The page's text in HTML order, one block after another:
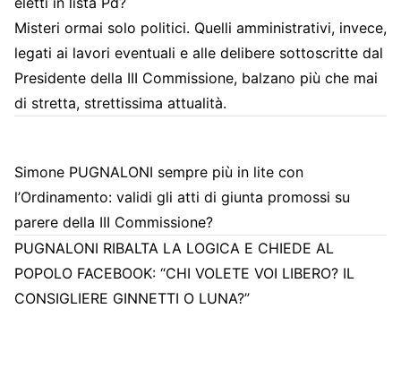
Misteri ormai solo politici. Quelli amministrativi, invece,
legati ai lavori eventuali e alle delibere sottoscritte dal
Presidente della III Commissione, balzano più che mai
di stretta, strettissima attualità.
Simone PUGNALONI sempre più in lite con
l’Ordinamento: validi gli atti di giunta promossi su
parere della III Commissione?
PUGNALONI RIBALTA LA LOGICA E CHIEDE AL
POPOLO FACEBOOK: “CHI VOLETE VOI LIBERO? IL
CONSIGLIERE GINNETTI O LUNA?”